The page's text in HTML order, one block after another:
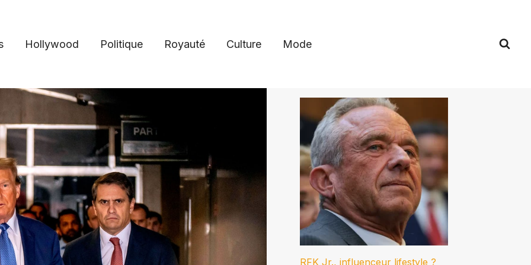
Hollywood Politique Royauté Culture Mode
RFK Jr., influenceur lifestyle ?